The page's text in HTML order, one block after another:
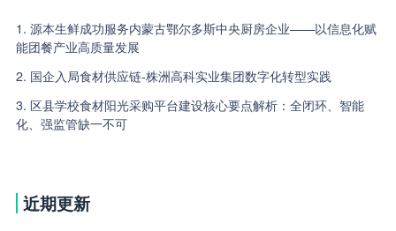
1. 源本生鲜成功服务内蒙古鄂尔多斯中央厨房企业——以信息化赋
能团餐产业高质量发展
2. 国企入局食材供应链-株洲高科实业集团数字化转型实践
3. 区县学校食材阳光采购平台建设核心要点解析：全闭环、智能
化、强监管缺一不可
近期更新